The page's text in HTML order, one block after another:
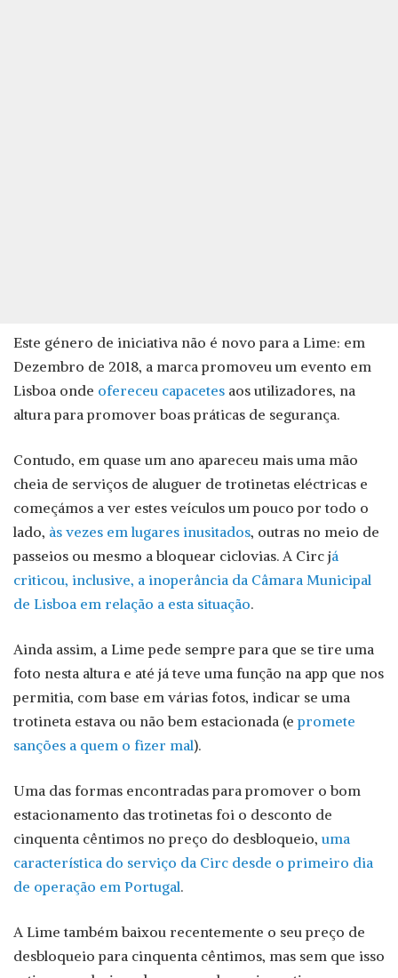
Este género de iniciativa não é novo para a Lime: em
Dezembro de 2018, a marca promoveu um evento em
Lisboa onde ofereceu capacetes aos utilizadores, na
altura para promover boas práticas de segurança.
Contudo, em quase um ano apareceu mais uma mão
cheia de serviços de aluguer de trotinetas eléctricas e
começámos a ver estes veículos um pouco por todo o
lado, às vezes em lugares inusitados, outras no meio de
passeios ou mesmo a bloquear ciclovias. A Circ já
criticou, inclusive, a inoperância da Câmara Municipal
de Lisboa em relação a esta situação.
Ainda assim, a Lime pede sempre para que se tire uma
foto nesta altura e até já teve uma função na app que nos
permitia, com base em várias fotos, indicar se uma
trotineta estava ou não bem estacionada (epromete
sanções a quem o fizer mal).
Uma das formas encontradas para promover o bom
estacionamento das trotinetas foi o desconto de
cinquenta cêntimos no preço do desbloqueio, uma
característica do serviço da Circ desde o primeiro dia
de operação em Portugal.
A Lime também baixou recentemente o seu preço de
desbloqueio para cinquenta cêntimos, mas sem que isso